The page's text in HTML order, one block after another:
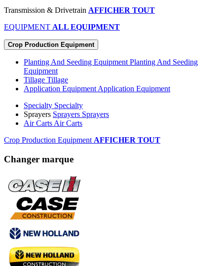
Transmission & Drivetrain AFFICHER TOUT
EQUIPMENT ALL EQUIPMENT
Crop Production Equipment
Planting And Seeding Equipment Planting And Seeding
Equipment
Tillage Tillage
Application Equipment Application Equipment
Specialty Specialty
Sprayers Sprayers Sprayers
Air Carts Air Carts
Crop Production Equipment AFFICHER TOUT
Changer marque